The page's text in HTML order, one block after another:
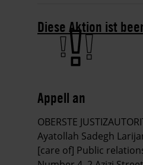
Diese Aktion ist
Appell an
OBERSTE
Ayatollah Sadegh
[care of] Public